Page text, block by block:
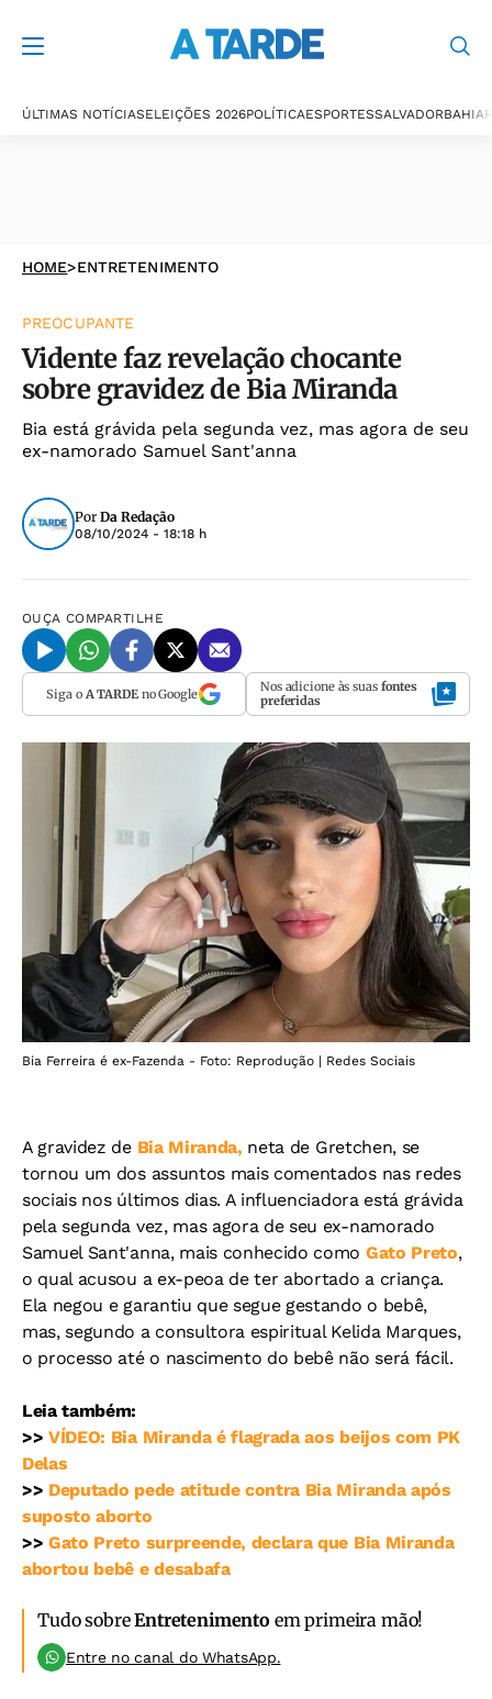
ÚLTIMAS NOTÍCIASELEIÇÕES 2026POLÍTICAESPORTESSALVADORBAHIA
HOME>ENTRETENIMENTO
PREOCUPANTE
Vidente faz revelação chocante
sobre gravidez de Bia Miranda
Bia está grávida pela segunda vez, mas agora de seu
ex-namorado Samuel Sant'anna
Por Da Redação
08/10/2024 - 18:18 h
OUÇA COMPARTILHE
Siga o A TARDEno Google Nos adicione às suas fontes
preferidas
Bia Ferreira é ex-Fazenda - Foto: Reprodução | Redes Sociais
A gravidez de Bia Miranda, neta de Gretchen, se
tornou um dos assuntos mais comentados nas redes
sociais nos últimos dias. A influenciadora está grávida
pela segunda vez, mas agora de seu ex-namorado
Samuel Sant'anna, mais conhecido como Gato Preto,
o qual acusou a ex-peoa de ter abortado a criança.
Ela negou e garantiu que segue gestando o bebê,
mas, segundo a consultora espiritual Kelida Marques,
o processo até o nascimento do bebê não será fácil.
Leia também:
>>VÍDEO: Bia Miranda é flagrada aos beijos com PK
Delas
>> Deputado pede atitude contra Bia Miranda após
suposto aborto
>>Gato Preto surpreende, declara que Bia Miranda
abortou bebê e desabafa
Tudo sobreEntretenimento em primeira mão!
Entre no canal do WhatsApp.